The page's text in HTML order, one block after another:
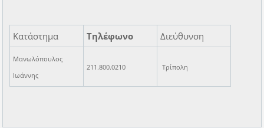
Κατάστημα Τηλέφωνο Διεύθυνση
Μανωλόπουλος
Ιωάννης
211.800.0210 Τρίπολη